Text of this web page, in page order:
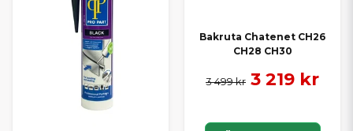
Bakruta Chatenet CH26
CH28 CH30
3 499 kr 3 219 kr